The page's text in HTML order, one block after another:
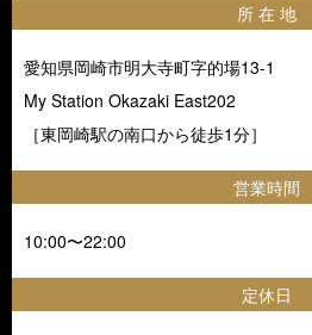
所 在 地
愛知県岡崎市明大寺町字的場13-1
My Station Okazaki East202
［東岡崎駅の南口から徒歩1分］
営業時間
10:00〜22:00
定休日